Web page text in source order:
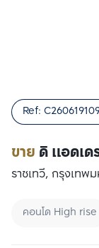
ขาย ดิ แอดเด
Ref:
ราชเทวี, กรุงเทพ
คอนโด High rise